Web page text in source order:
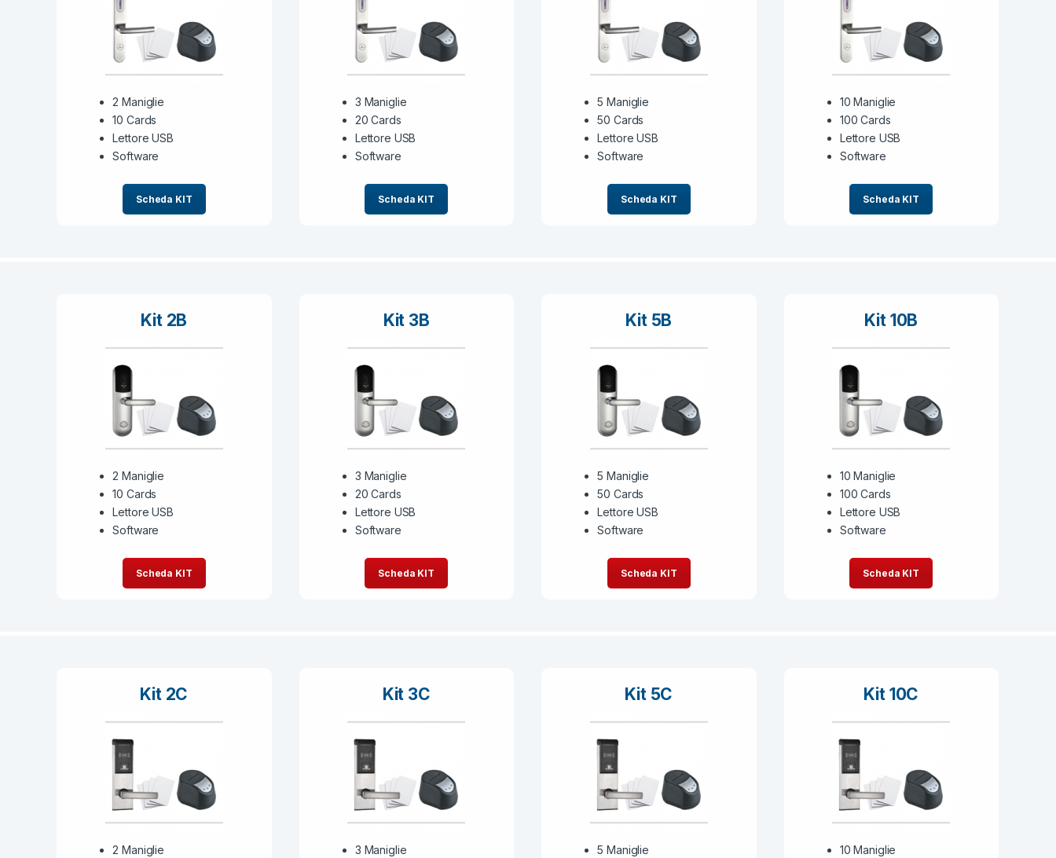
2 Maniglie
10 Cards
Lettore USB
Software
Scheda KIT
3 Maniglie
20 Cards
Lettore USB
Software
Scheda KIT
5 Maniglie
50 Cards
Lettore USB
Software
Scheda KIT
10 Maniglie
100 Cards
Lettore USB
Software
Scheda KIT
Kit 2B
2 Maniglie
10 Cards
Lettore USB
Software
Scheda KIT
Kit 3B
3 Maniglie
20 Cards
Lettore USB
Software
Scheda KIT
Kit 5B
5 Maniglie
50 Cards
Lettore USB
Software
Scheda KIT
Kit 10B
10 Maniglie
100 Cards
Lettore USB
Software
Scheda KIT
Kit 2C
2 Maniglie
Kit 3C
3 Maniglie
Kit 5C
5 Maniglie
Kit 10C
10 Maniglie